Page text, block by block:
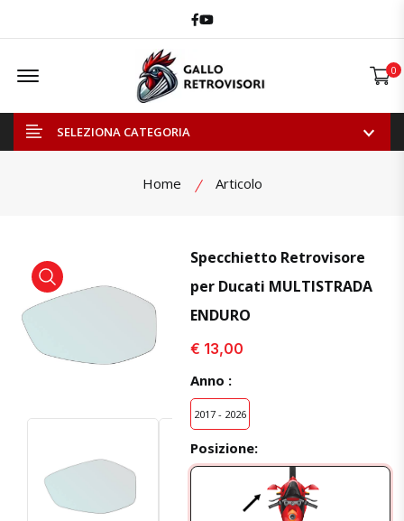
Facebook
Youtube
Offcanvas Menu Open 0
SELEZIONA CATEGORIA
Home Articolo
visualizza prodotto visualizza prodotto
Specchietto Retrovisore
per Ducati MULTISTRADA
ENDURO
€ 13,00
Anno :
2017 - 2026
Posizione: